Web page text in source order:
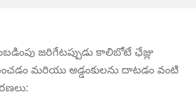
జరిగేటప్పుడు కాలిబోటే ఛేజ్లు
మరియు అడ్డంకులను దాటడం వంటి